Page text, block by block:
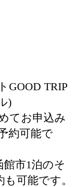
GOOD TRIP
)
てお申込み
約可能で
市1泊のそ
可能です。